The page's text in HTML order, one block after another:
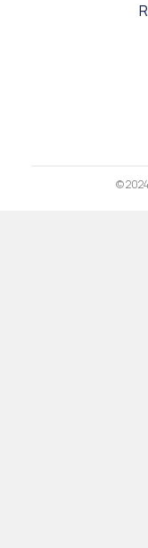
© 2024